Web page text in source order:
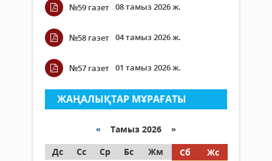
№59 газет 08 тамыз 2026 ж.
№58 газет 04 тамыз 2026 ж.
№57 газет 01 тамыз 2026 ж.
ЖАҢАЛЫҚТАР МҰРАҒАТЫ
« Тамыз 2026 »
Дс
Сс Ср Бс Жм Сб
Жс